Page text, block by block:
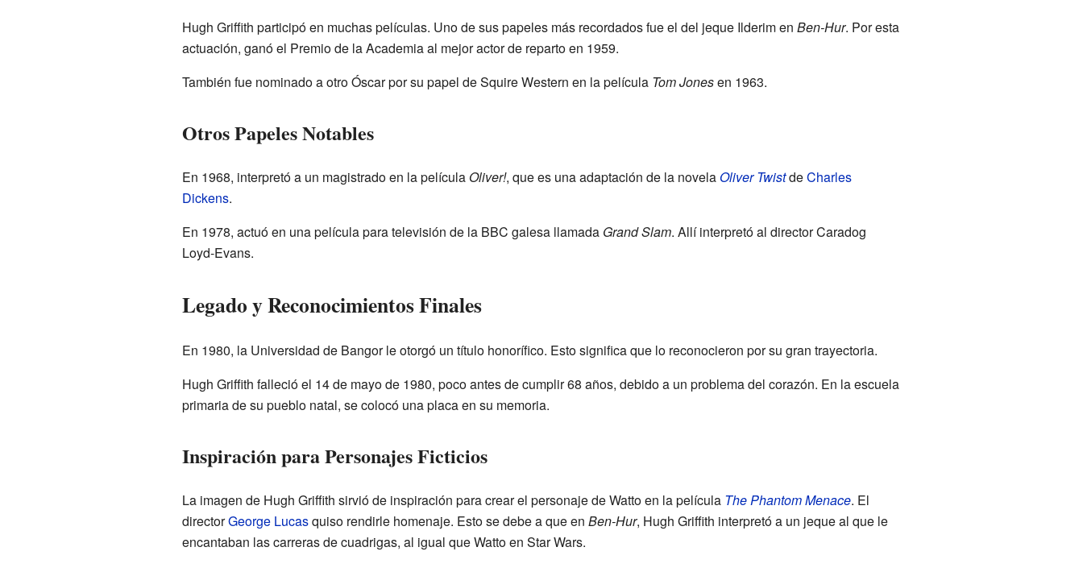
Hugh Griffith participó en muchas películas. Uno de sus papeles más recordados fue el del jeque Ilderim en Ben-Hur. Por esta
actuación, ganó el Premio de la Academia al mejor actor de reparto en 1959.
También fue nominado a otro Óscar por su papel de Squire Western en la película Tom Jonesen 1963.
Otros Papeles Notables
En 1968, interpretó a un magistrado en la película Oliver!, que es una adaptación de la novelaOliver TwistdeCharles
Dickens.
En 1978, actuó en una película para televisión de la BBC galesa llamada Grand Slam. Allí interpretó al director Caradog
Loyd-Evans.
Legado y Reconocimientos Finales
En 1980, la Universidad de Bangor le otorgó un título honorífico. Esto significa que lo reconocieron por su gran trayectoria.
Hugh Griffith falleció el 14 de mayo de 1980, poco antes de cumplir 68 años, debido a un problema del corazón. En la escuela
primaria de su pueblo natal, se colocó una placa en su memoria.
Inspiración para Personajes Ficticios
La imagen de Hugh Griffith sirvió de inspiración para crear el personaje de Watto en la película The Phantom Menace. El
directorGeorge Lucasquiso rendirle homenaje. Esto se debe a que en Ben-Hur, Hugh Griffith interpretó a un jeque al que le
encantaban las carreras de cuadrigas, al igual que Watto en Star Wars.